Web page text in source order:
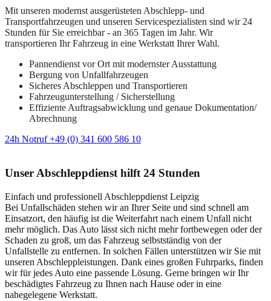
Mit unseren modernst ausgerüsteten Abschlepp- und
Transportfahrzeugen und unseren Servicespezialisten sind wir 24
Stunden für Sie erreichbar - an 365 Tagen im Jahr. Wir
transportieren Ihr Fahrzeug in eine Werkstatt Ihrer Wahl.
Pannendienst vor Ort mit modernster Ausstattung
Bergung von Unfallfahrzeugen
Sicheres Abschleppen und Transportieren
Fahrzeugunterstellung / Sicherstellung
Effiziente Auftragsabwicklung und genaue Dokumentation/
Abrechnung
24h Notruf +49 (0) 341 600 586 10
Unser Abschleppdienst hilft 24 Stunden
Einfach und professionell Abschleppdienst Leipzig
Bei Unfallschäden stehen wir an Ihrer Seite und sind schnell am
Einsatzort, den häufig ist die Weiterfahrt nach einem Unfall nicht
mehr möglich. Das Auto lässt sich nicht mehr fortbewegen oder der
Schaden zu groß, um das Fahrzeug selbstständig von der
Unfallstelle zu entfernen. In solchen Fällen unterstützen wir Sie mit
unseren Abschleppleistungen. Dank eines großen Fuhrparks, finden
wir für jedes Auto eine passende Lösung. Gerne bringen wir Ihr
beschädigtes Fahrzeug zu Ihnen nach Hause oder in eine
nahegelegene Werkstatt.